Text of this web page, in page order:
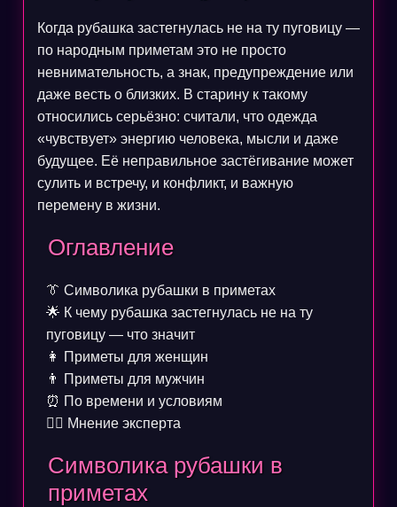
Когда рубашка застегнулась не на ту пуговицу —
по народным приметам это не просто
невнимательность, а знак, предупреждение или
даже весть о близких. В старину к такому
относились серьёзно: считали, что одежда
«чувствует» энергию человека, мысли и даже
будущее. Её неправильное застёгивание может
сулить и встречу, и конфликт, и важную
перемену в жизни.
Оглавление
👔 Символика рубашки в приметах
🌟 К чему рубашка застегнулась не на ту
пуговицу — что значит
👩
Приметы для женщин
👨
Приметы для мужчин
⏰ По времени и условиям
🧙‍♀️ Мнение эксперта
Символика рубашки в
приметах